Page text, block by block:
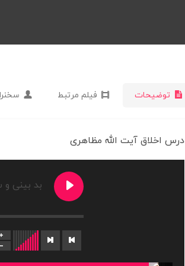
توضیحات فیلم مرتبط
درس اخلاق آیت الله مظاهری
بد بینی